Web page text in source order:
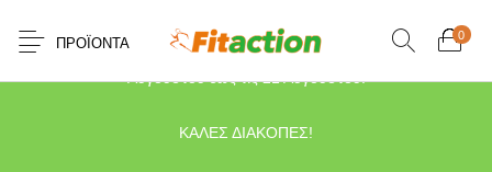
Το κατάστημα μας θα παραμείνει κλειστό λόγω διακοπών από τις 10
Αυγούστου έως τις 21 Αυγούστου.
ΚΑΛΕΣ ΔΙΑΚΟΠΕΣ!
ΠΡΟΪΌΝΤΑ
0